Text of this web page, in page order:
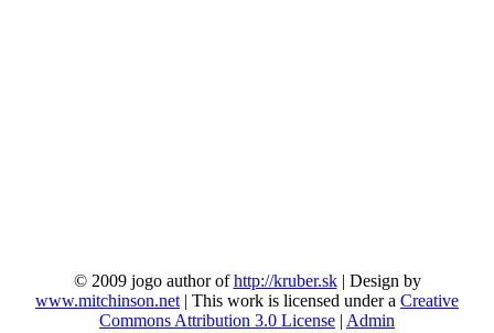
© 2009 jogo author ofhttp://kruber.sk| Design by
www.mitchinson.net | This work is licensed under a Creative
Commons Attribution 3.0 License | Admin